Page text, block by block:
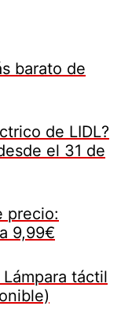
barato de
de LIDL?
el 31 de
precio:
9,99€
táctil